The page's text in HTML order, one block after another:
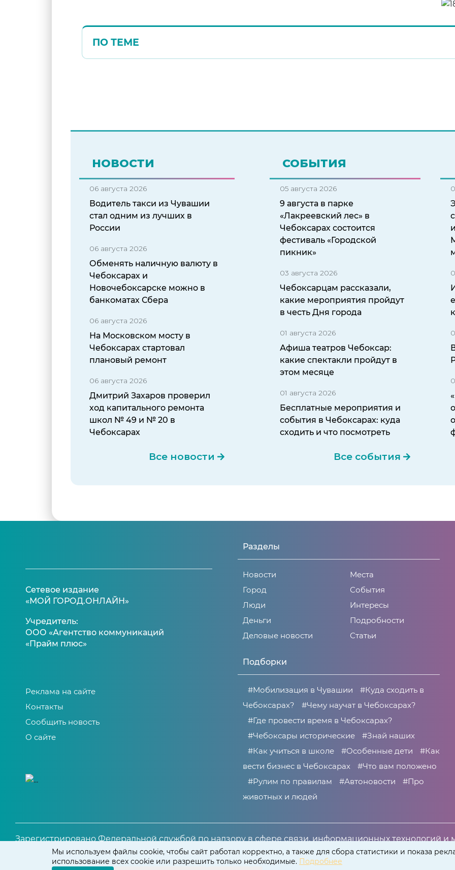
Мы используем файлы cookie, чтобы сайт работал корректно, а также для сбора статистики и показа
использование всех cookie или разрешить только необходимые. Подробнее
ПО ТЕМЕ
НОВОСТИ
06 августа 2026
Водитель такси из Чувашии
стал одним из лучших в
России
06 августа 2026
Обменять наличную валюту в
Чебоксарах и
Новочебоксарске можно в
банкоматах Сбера
06 августа 2026
На Московском мосту в
Чебоксарах стартовал
плановый ремонт
06 августа 2026
Дмитрий Захаров проверил
ход капитального ремонта
школ № 49 и № 20 в
Чебоксарах
Все новости
СОБЫТИЯ
05 августа 2026
9 августа в парке
«Лакреевский лес» в
Чебоксарах состоится
фестиваль «Городской
пикник»
03 августа 2026
Чебоксарцам рассказали,
какие мероприятия пройдут
в честь Дня города
01 августа 2026
Афиша театров Чебоксар:
какие спектакли пройдут в
этом месяце
01 августа 2026
Бесплатные мероприятия и
события в Чебоксарах: куда
сходить и что посмотреть
Все события
Сетевое издание
«МОЙ ГОРОД.ОНЛАЙН»
Учредитель:
ООО «Агентство коммуникаций
«Прайм плюс»
Реклама на сайте
Контакты
Сообщить новость
О сайте
Разделы
Новости
Город
Люди
Деньги
Деловые новости
Места
События
Интересы
Подробности
Статьи
Подборки
#Мобилизация в Чувашии
#Куда сходить в
Чебоксарах?
#Чему научат в Чебоксарах?
#Где провести время в Чебоксарах?
#Чебоксары исторические
#Знай наших
#Как учиться в школе
#Особенные дети
#Как
вести бизнес в Чебоксарах
#Что вам положено
#Рулим по правилам
#Автоновости
#Про
животных и людей
Зарегистрировано Федеральной службой по надзору в сфере связи, информационных технологий и
Свидетельство о регистрации СМИ ЭЛ № ФС 77 – 81266 от 30 июня 2021 года.